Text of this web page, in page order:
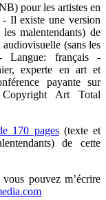
pour les artistes en
- Il existe une version
malentendants) de
(sans les
Langue: français -
experte en art et
payante sur
Art Total
170 pages(texte et
de cette
pouvez m’écrire